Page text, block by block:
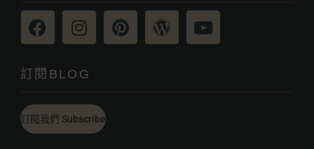
訂閱BLOG
訂閱我們 Subscribe